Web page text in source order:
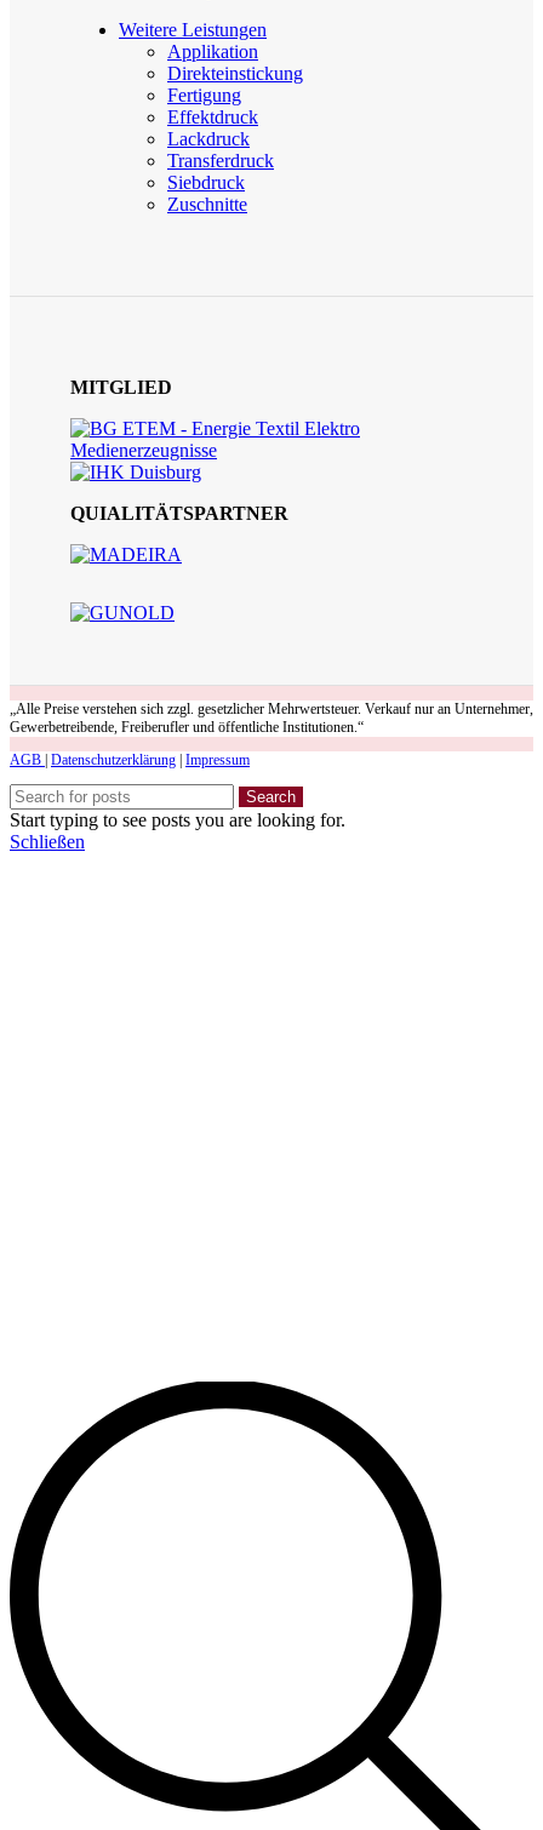
Weitere Leistungen
Applikation
Direkteinstickung
Fertigung
Effektdruck
Lackdruck
Transferdruck
Siebdruck
Zuschnitte
MITGLIED
QUIALITÄTSPARTNER
„Alle Preise verstehen sich zzgl. gesetzlicher Mehrwertsteuer. Verkauf nur an Unternehmer,
Gewerbetreibende, Freiberufler und öffentliche Institutionen.“
AGB | Datenschutzerklärung | Impressum
Search
Start typing to see posts you are looking for.
Schließen